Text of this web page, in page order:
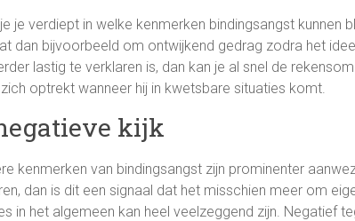
je verdiept in welke kenmerken bindingsangst
dan bijvoorbeeld om ontwijkend gedrag zodra het
lastig te verklaren is, dan kan je al snel de
optrekt wanneer hij in kwetsbare situaties komt.
kijk
kenmerken van bindingsangst zijn prominenter
dan is dit een signaal dat het misschien meer om
in het algemeen kan heel veelzeggend zijn. Negatief